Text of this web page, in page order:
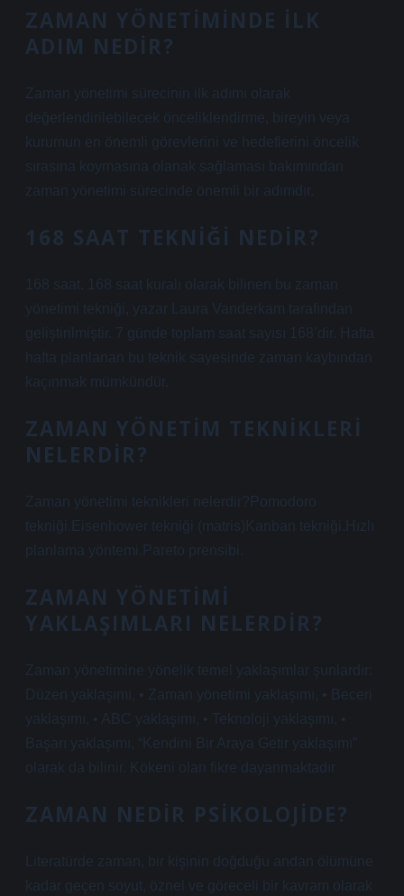
ZAMAN YÖNETIMINDE ILK
ADIM NEDIR?
Zaman yönetimi sürecinin ilk adımı olarak
değerlendirilebilecek önceliklendirme, bireyin veya
kurumun en önemli görevlerini ve hedeflerini öncelik
sırasına koymasına olanak sağlaması bakımından
zaman yönetimi sürecinde önemli bir adımdır.
168 SAAT TEKNIĞI NEDIR?
168 saat. 168 saat kuralı olarak bilinen bu zaman
yönetimi tekniği, yazar Laura Vanderkam tarafından
geliştirilmiştir. 7 günde toplam saat sayısı 168’dir. Hafta
hafta planlanan bu teknik sayesinde zaman kaybından
kaçınmak mümkündür.
ZAMAN YÖNETIM TEKNIKLERI
NELERDIR?
Zaman yönetimi teknikleri nelerdir?Pomodoro
tekniği.Eisenhower tekniği (matris)Kanban tekniği.Hızlı
planlama yöntemi.Pareto prensibi.
ZAMAN YÖNETIMI
YAKLAŞIMLARI NELERDIR?
Zaman yönetimine yönelik temel yaklaşımlar şunlardır:
Düzen yaklaşımı, • Zaman yönetimi yaklaşımı, • Beceri
yaklaşımı, • ABC yaklaşımı, • Teknoloji yaklaşımı, •
Başarı yaklaşımı, “Kendini Bir Araya Getir yaklaşımı”
olarak da bilinir. Kökeni olan fikre dayanmaktadır
ZAMAN NEDIR PSIKOLOJIDE?
Literatürde zaman, bir kişinin doğduğu andan ölümüne
kadar geçen soyut, öznel ve göreceli bir kavram olarak